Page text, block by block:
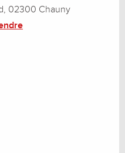
02300 Chauny